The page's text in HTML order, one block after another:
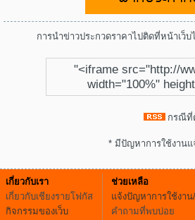
การนำข่าวประกวดราคาไปติดที่หน้าเว็
"<iframe src="http://
width="100%"
กรณีที่
* มีปัญหาการใช้งานแ
เกี่ยวกับเรา
เกี่ยวกับเชียงรายโฟกัส
กิจกรรมของเว็บ
ช่วยเหลือ
แจ้งปัญหาการใช้งา
คำถามที่พบบ่อย